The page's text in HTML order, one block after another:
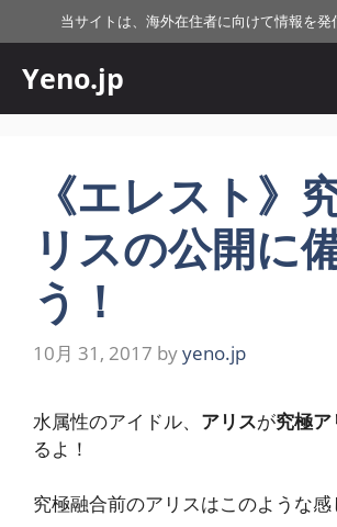
ン
ツ
当サイトは、海外在住者に向けて情報を発
Yeno.jp
《エレスト》
リスの公開に
う！
10月 31, 2017 byyeno.jp
水属性のアイドル、 アリスが究極ア
るよ！
究極融合前のアリスはこのような感